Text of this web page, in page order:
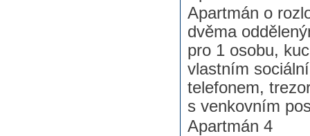
Apartmán o
dvěma
pro 1 osobu,
vlastním
telefonem,
s venkovním
Apartmán 4